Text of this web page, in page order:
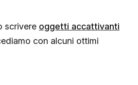
scrivere oggetti accattivanti
con alcuni ottimi